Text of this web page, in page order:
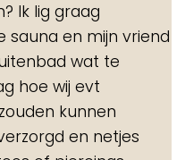
Ik lig graag
sauna en mijn vriend
wat te
hoe wij evt
kunnen
en netjes